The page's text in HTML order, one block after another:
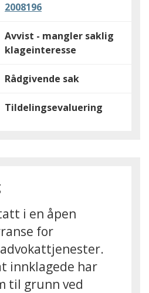
2008196
Avvist - mangler saklig
klageinteresse
Rådgivende sak
Tildelingsevaluering
i en åpen
for
innklagede har
til grunn ved